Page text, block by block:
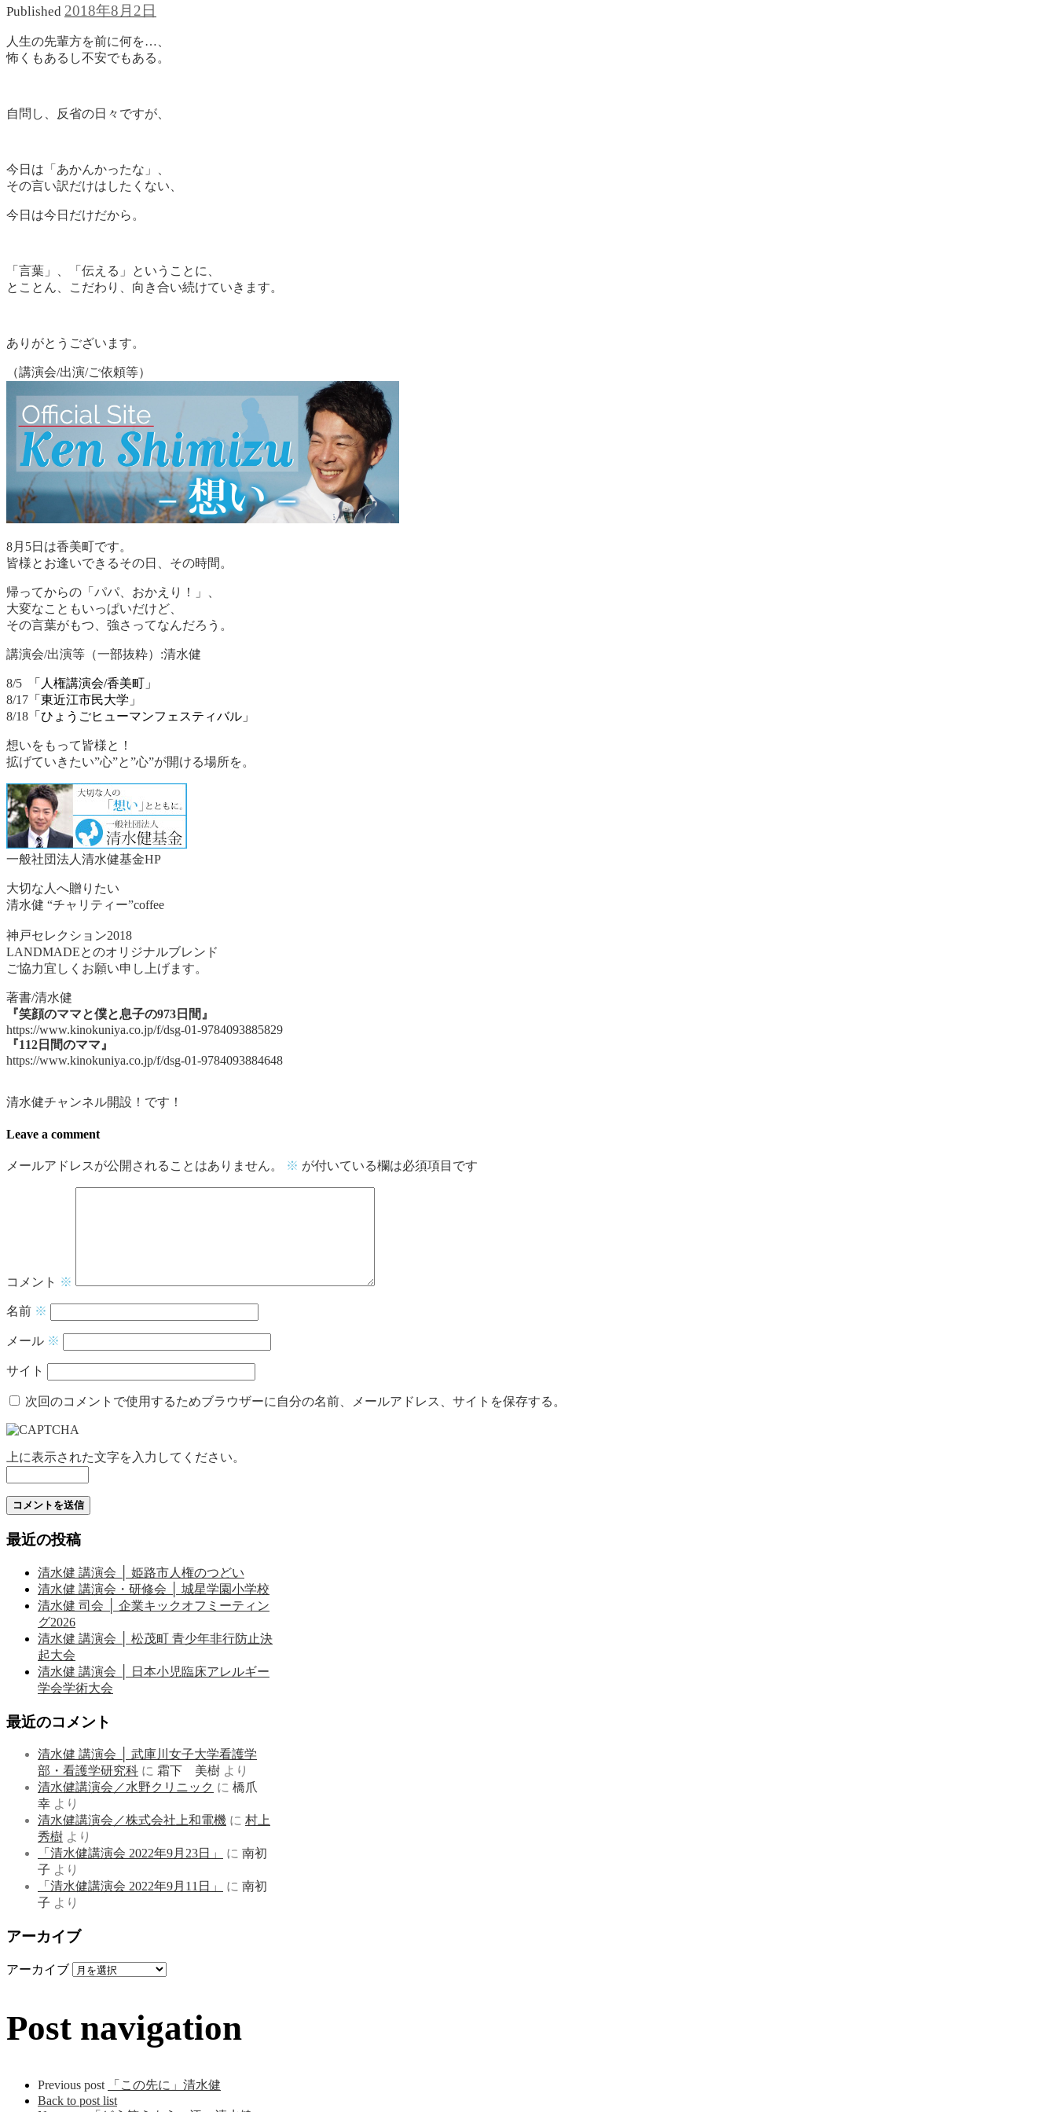
Published 2018年8月2日
人生の先輩方を前に何を…、
怖くもあるし不安でもある。
自問し、反省の日々ですが、
今日は「あかんかったな」、
その言い訳だけはしたくない、
今日は今日だけだから。
「言葉」、「伝える」ということに、
とことん、こだわり、向き合い続けていきます。
ありがとうございます。
（講演会/出演/ご依頼等）
8月5日は香美町です。
皆様とお逢いできるその日、その時間。
帰ってからの「パパ、おかえり！」、
大変なこともいっぱいだけど、
その言葉がもつ、強さってなんだろう。
講演会/出演等（一部抜粋）:清水健
8/5
「人権講演会/香美町」
8/17 「東近江市民大学」
8/18 「ひょうごヒューマンフェスティバル」
想いをもって皆様と！
拡げていきたい”心”と”心”が開ける場所を。
一般社団法人清水健基金HP
大切な人へ贈りたい
清水健 “チャリティー”coffee
神戸セレクション2018
LANDMADEとのオリジナルブレンド
ご協力宜しくお願い申し上げます。
著書/清水健
『笑顔のママと僕と息子の973日間』
https://www.kinokuniya.co.jp/f/dsg-01-9784093885829
『112日間のママ』
https://www.kinokuniya.co.jp/f/dsg-01-9784093884648
清水健チャンネル開設！です！
Leave a comment
メールアドレスが公開されることはありません。 ※ が付いている欄は必須項目です
コメント ※
名前 ※
メール ※
サイト
次回のコメントで使用するためブラウザーに自分の名前、メールアドレス、サイトを保存する。
上に表示された文字を入力してください。
最近の投稿
清水健 講演会 │ 姫路市人権のつどい
清水健 講演会・研修会 │ 城星学園小学校
清水健 司会 │ 企業キックオフミーティン
グ2026
清水健 講演会 │ 松茂町 青少年非行防止決
起大会
清水健 講演会 │ 日本小児臨床アレルギー
学会学術大会
最近のコメント
清水健 講演会 │ 武庫川女子大学看護学
部・看護学研究科 に 霜下 美樹 より
清水健講演会／水野クリニック に 橋爪
幸 より
清水健講演会／株式会社上和電機 に 村上
秀樹 より
「清水健講演会 2022年9月23日」
に 南初
子 より
「清水健講演会 2022年9月11日」
に 南初
子 より
アーカイブ
アーカイブ
Post navigation
Previous post
「この先に」清水健
Back to post list